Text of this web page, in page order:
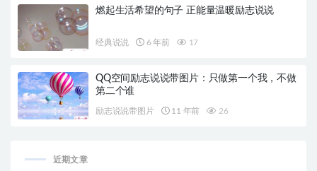
燃起生活希望的句子 正能量温暖励志说说
经典说说 6 年前 17
QQ空间励志说说带图片：只做第一个我，不做
第二个谁
励志说说带图片 11 年前 26
近期文章